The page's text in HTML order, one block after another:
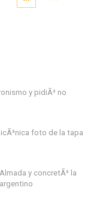
y pidiÃ³ no
foto de la tapa
y concretÃ³ la